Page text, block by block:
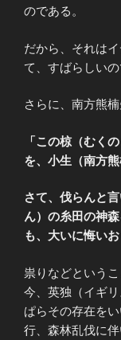
のである。
だから、それは
て、すばらしいの
さらに、 南方熊
「この椋（むく
を、小生（南方
さて、伐らんと
ん）の糸田の神
も、大いに悔い
祟りなどという
今、英独（イギ
ぱらその存在を
行、森林乱伐に